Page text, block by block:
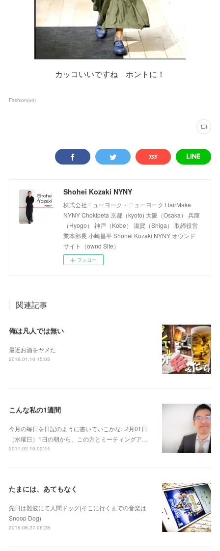
カッコいいですね ホントに！
Fashion(50)
Shohei Kozaki NYNY
株式会社ニューヨーク・ニューヨーク HairMake
NYNY Chokipeta 京都（kyoto) 大阪（Osaka） 兵庫
（Hyogo） 神戸（Kobe） 滋賀（Shiga） 取締役営
業本部長 小崎昌平 Shohei Kozaki NYNY オウンド
サイト（ownd Site）
フォロー
関連記事
俺は凡人では無い
最近お酒をヤメた
2019.01.10 15:03
こんな私の1週間
今月の毎日を日記のように書いていこかな...2月01日
（水曜日）1日の朝から、この方とミーティングア…
2017.02.10 02:44
たまには、あてもなく
先日は難波にて人間ドッグ(そこに行くまでの音楽は
Snoop Dog)
2016.08.27 06:28